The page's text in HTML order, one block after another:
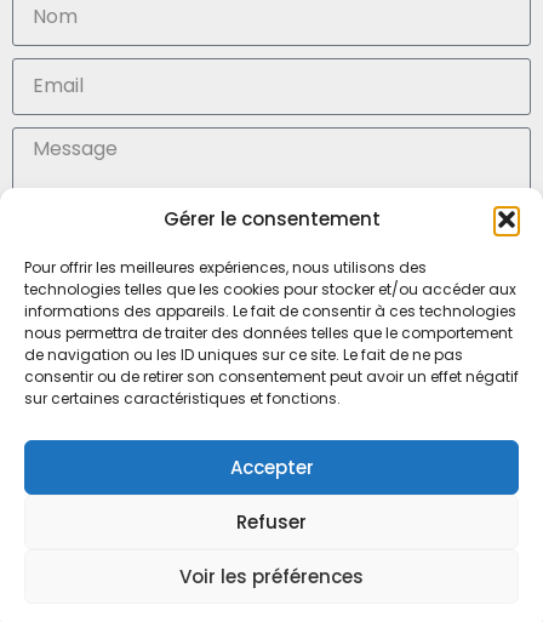
Gérer le consentement
Pour offrir les meilleures expériences, nous utilisons des
technologies telles que les cookies pour stocker et/ou accéder aux
informations des appareils. Le fait de consentir à ces technologies
nous permettra de traiter des données telles que le comportement
de navigation ou les ID uniques sur ce site. Le fait de ne pas
consentir ou de retirer son consentement peut avoir un effet négatif
sur certaines caractéristiques et fonctions.
Accepter
Refuser
Voir les préférences
En soumettant ce formulaire, j'accepte la (
Envoyer
SARL Médisoins, Mr Julien Marteau
53000 LAVAL – FRANCE
Mobile 06 21 20 42 44
– Développement web : Com L’Eléphant